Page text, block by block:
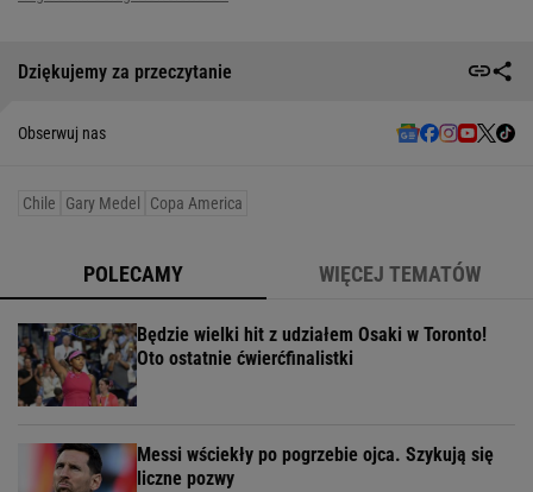
Dziękujemy za przeczytanie
Obserwuj nas
Chile Gary Medel Copa America
POLECAMY WIĘCEJ TEMATÓW
Będzie wielki hit z udziałem Osaki w Toronto!
Oto ostatnie ćwierćfinalistki
Messi wściekły po pogrzebie ojca. Szykują się
liczne pozwy